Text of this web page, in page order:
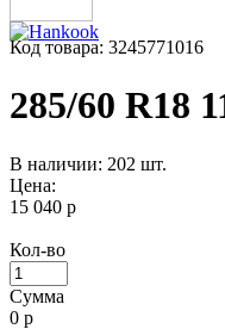
Код товара: 3245771016
285/60 R18
В наличии: 202 шт.
Цена:
15 040 р
Кол-во
Сумма
0 р